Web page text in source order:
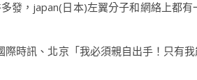
發，japan(日本)左翼分子和網絡上都
際時訊、北京「我必須親自出手！只有